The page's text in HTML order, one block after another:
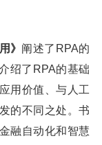
》 阐述了RPA的
绍了RPA的基础
用价值、与人工
的不同之处。书
融自动化和智慧